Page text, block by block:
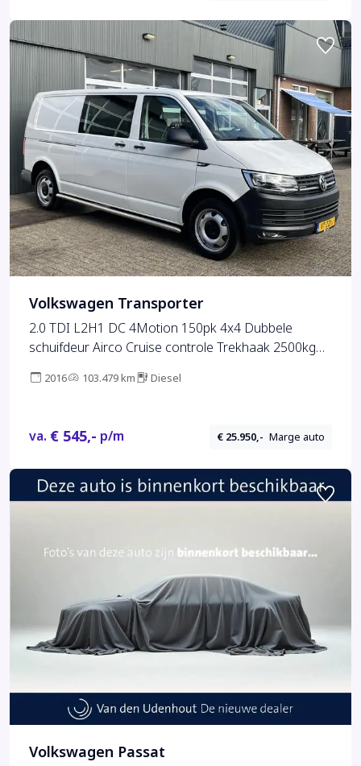
Volkswagen Transporter
2.0 TDI L2H1 DC 4Motion 150pk 4x4 Dubbele
schuifdeur Airco Cruise controle Trekhaak 2500kg
Sitebars Achterklep Apk 04-2026
2016 103.479 km Diesel
va. € 545,- p/m € 25.950,- Marge auto
Volkswagen Passat